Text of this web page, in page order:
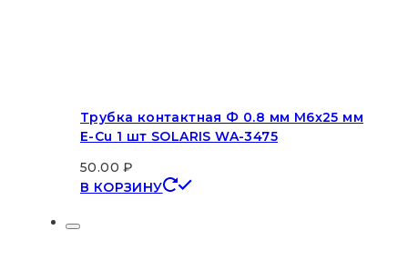
Трубка контактная Ф 0.8 мм M6х25 мм
E-Cu 1 шт SOLARIS WA-3475
50.00₽
В КОРЗИНУ